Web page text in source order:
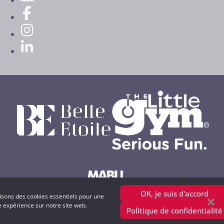
des cookies essentiels pour une
expérience sur notre site web.
OK, je suis d'accord
Politique de confidentialité
Powered by MABU Concepts S.A.
copyright © 2001 - 2025 petitweb.lu